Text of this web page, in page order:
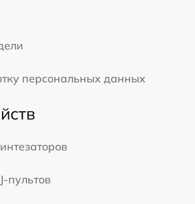
персональных данных
пультов